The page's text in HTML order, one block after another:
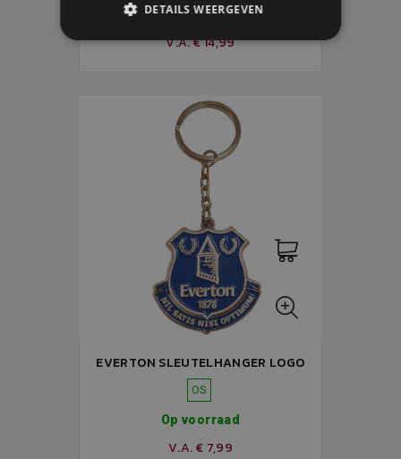
Op voorraad
V.A. € 14,99
EVERTON SLEUTELHANGER LOGO
OS
Op voorraad
V.A. € 7,99
DETAILS WEERGEVEN